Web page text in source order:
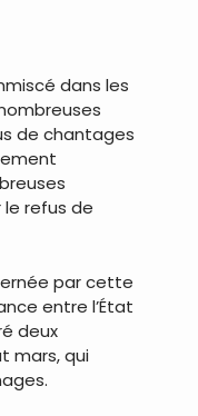
dans les
de chantages
refus de
par cette
entre l’État
deux
mars, qui